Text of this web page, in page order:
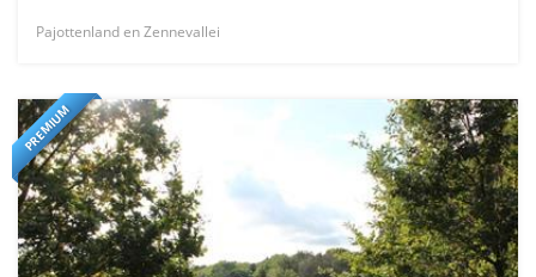
Pajottenland en Zennevallei
PREMIUM